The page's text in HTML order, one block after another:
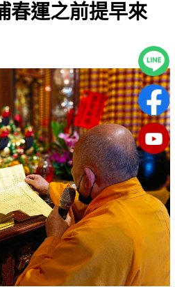
春運之前提早來